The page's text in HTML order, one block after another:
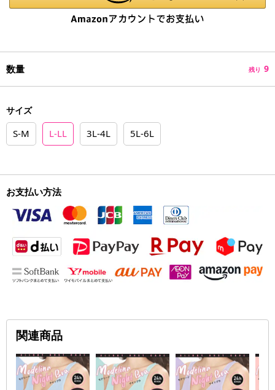
数量 残り 9
サイズ
S-M L-LL 3L-4L 5L-6L
お支払い方法
関連商品